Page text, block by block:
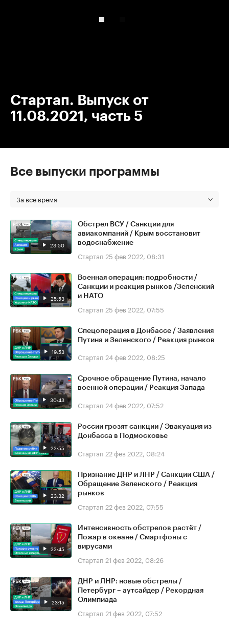
Стартап. Выпуск от
11.08.2021, часть 5
Все выпуски программы
За все время
23:50
Обстрел ВСУ / Санкции для
авиакомпаний / Крым восстановит
водоснабжение
Стартап 25 фев 2022, 08:31
25:53
Военная операция: подробности /
Санкции и реакция рынков /Зеленский
и НАТО
Стартап 25 фев 2022, 07:55
19:53
Спецоперация в Донбассе / Заявления
Путина и Зеленского / Реакция рынков
Стартап 24 фев 2022, 08:25
30:43
Срочное обращение Путина, начало
военной операции / Реакция Запада
Стартап 24 фев 2022, 07:52
22:55
России грозят санкции / Эвакуация из
Донбасса в Подмосковье
Стартап 22 фев 2022, 08:24
23:32
Признание ДНР и ЛНР / Санкции США /
Обращение Зеленского / Реакция
рынков
Стартап 22 фев 2022, 07:55
22:45
Интенсивность обстрелов растёт /
Пожар в океане / Смартфоны с
вирусами
Стартап 21 фев 2022, 08:26
23:15
ДНР и ЛНР: новые обстрелы /
Петербург – аутсайдер / Рекордная
Олимпиада
Стартап 21 фев 2022, 07:52